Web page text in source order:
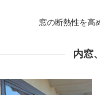
窓の断熱性を高
内窓